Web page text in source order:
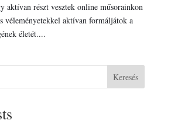
aktívan részt vesztek online műsorainkon
véleményetekkel aktívan formáljátok a
életét....
Keresés